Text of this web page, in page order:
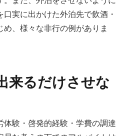
実に出かけた外泊先で飲酒・
、様々な非行の例がありま
来るだけさせな
体験・啓発的経験・学費の調達